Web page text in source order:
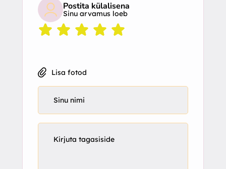
Postita külalisena
Sinu arvamus loeb
Lisa fotod